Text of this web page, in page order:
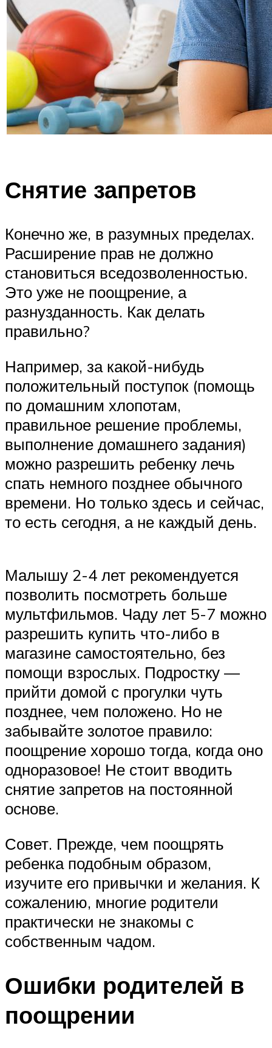
Снятие запретов
Конечно же, в разумных пределах.
Расширение прав не должно
становиться вседозволенностью.
Это уже не поощрение, а
разнузданность. Как делать
правильно?
Например, за какой-нибудь
положительный поступок (помощь
по домашним хлопотам,
правильное решение проблемы,
выполнение домашнего задания)
можно разрешить ребенку лечь
спать немного позднее обычного
времени. Но только здесь и сейчас,
то есть сегодня, а не каждый день.
Малышу 2-4 лет рекомендуется
позволить посмотреть больше
мультфильмов. Чаду лет 5-7 можно
разрешить купить что-либо в
магазине самостоятельно, без
помощи взрослых. Подростку —
прийти домой с прогулки чуть
позднее, чем положено. Но не
забывайте золотое правило:
поощрение хорошо тогда, когда оно
одноразовое! Не стоит вводить
снятие запретов на постоянной
основе.
Совет. Прежде, чем поощрять
ребенка подобным образом,
изучите его привычки и желания. К
сожалению, многие родители
практически не знакомы с
собственным чадом.
Ошибки родителей в
поощрении